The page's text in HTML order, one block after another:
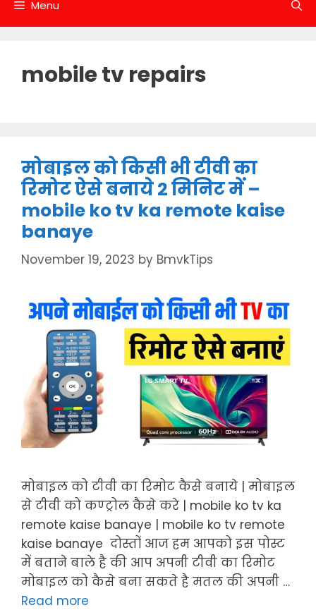
Menu
mobile tv repairs
मोबाइल को किसी भी टीवी का
रिमोट ऐसे बनाये 2 मिनिट में –
mobile ko tv ka remote kaise
banaye
November 19, 2023 by BmvkTips
मोबाइल को टीवी का रिमोट कैसे बनाये | मोबाइल
से टीवी को कण्ट्रोल कैसे करे | mobile ko tv ka
remote kaise banaye | mobile ko tv remote
kaise banaye दोस्तों आज हम आपको इस पोस्ट
में बताने बाले है की आप अपनी टीवी का रिमोट
मोबाइल को कैसे बना सकते है मतल की अपनी …
Read more